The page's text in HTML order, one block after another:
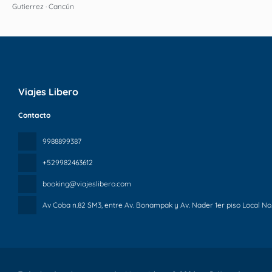
Gutierrez · Cancún
Viajes Libero
Contacto
9988899387
+529982463612
booking@viajeslibero.com
Av Coba n.82 SM3, entre Av. Bonampak y Av. Nader 1er piso Local